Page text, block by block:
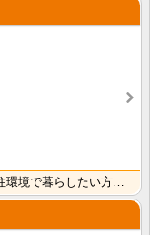
室内洗濯機置き場がうれしいお部屋☆静かな住環境で暮らしたい方にオススメ！ 角部屋なので窓が多く、明る･･･